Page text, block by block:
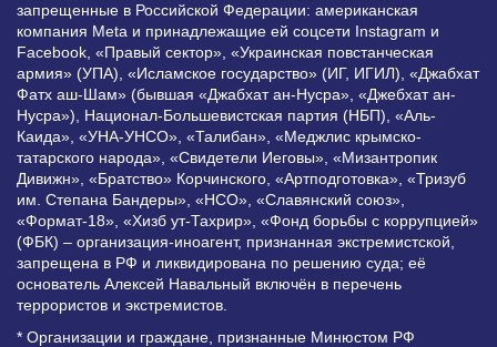
запрещенные в Российской Федерации: американская
компания Meta и принадлежащие ей соцсети Instagram и
Facebook, «Правый сектор», «Украинская повстанческая
армия» (УПА), «Исламское государство» (ИГ, ИГИЛ), «Джабхат
Фатх аш-Шам» (бывшая «Джабхат ан-Нусра», «Джебхат ан-
Нусра»), Национал-Большевистская партия (НБП), «Аль-
Каида», «УНА-УНСО», «Талибан», «Меджлис крымско-
татарского народа», «Свидетели Иеговы», «Мизантропик
Дивижн», «Братство» Корчинского, «Артподготовка», «Тризуб
им. Степана Бандеры», «НСО», «Славянский союз»,
«Формат-18», «Хизб ут-Тахрир», «Фонд борьбы с коррупцией»
(ФБК) – организация-иноагент, признанная экстремистской,
запрещена в РФ и ликвидирована по решению суда; её
основатель Алексей Навальный включён в перечень
террористов и экстремистов.
* Организации и граждане, признанные Минюстом РФ